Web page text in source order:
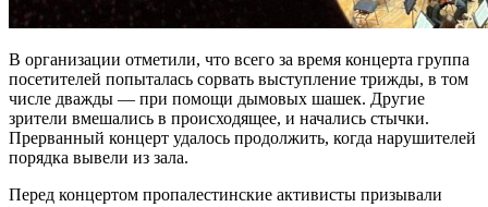
В организации отметили, что всего за время концерта группа
посетителей попыталась сорвать выступление трижды, в том
числе дважды — при помощи дымовых шашек. Другие
зрители вмешались в происходящее, и начались стычки.
Прерванный концерт удалось продолжить, когда нарушителей
порядка вывели из зала.
Перед концертом пропалестинские активисты призывали